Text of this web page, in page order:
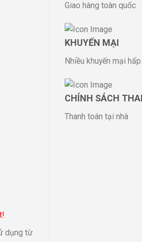
dụng từ
Giao hàng toàn quốc
KHUYẾN MẠI
Nhiều khuyến mại
CHÍNH SÁCH
Thanh toán tại nhà